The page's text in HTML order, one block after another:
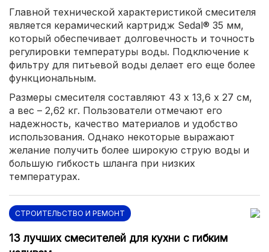
Главной технической характеристикой смесителя
является керамический картридж Sedal® 35 мм,
который обеспечивает долговечность и точность
регулировки температуры воды. Подключение к
фильтру для питьевой воды делает его еще более
функциональным.
Размеры смесителя составляют 43 х 13,6 х 27 см,
а вес – 2,62 кг. Пользователи отмечают его
надежность, качество материалов и удобство
использования. Однако некоторые выражают
желание получить более широкую струю воды и
большую гибкость шланга при низких
температурах.
СТРОИТЕЛЬСТВО И РЕМОНТ
13 лучших смесителей для кухни с гибким